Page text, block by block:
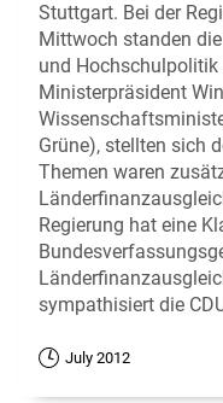
Stuttgart. Bei der
Mittwoch standen
und Hochschulpolitik
Ministerpräsident
Grüne), stellten sich
Themen waren
Regierung hat eine
sympathisiert die
July 2012